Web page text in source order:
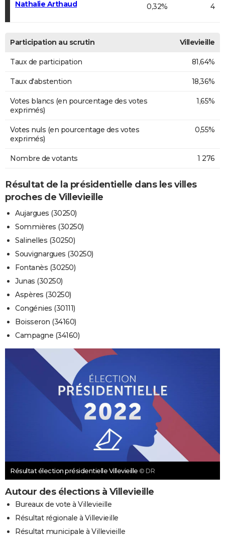
Nathalie Arthaud 0,32% 4
Participation au scrutin Villevieille
Taux de participation 81,64%
Taux d'abstention 18,36%
Votes blancs (en pourcentage des votes
exprimés)
1,65%
Votes nuls (en pourcentage des votes
exprimés)
0,55%
Nombre de votants 1 276
Résultat de la présidentielle dans les villes
proches de Villevieille
Aujargues (30250)
Sommières (30250)
Salinelles (30250)
Souvignargues (30250)
Fontanès (30250)
Junas (30250)
Aspères (30250)
Congénies (30111)
Boisseron (34160)
Campagne (34160)
Résultat élection présidentielle Villevieille © DR
Autour des élections à Villevieille
Bureaux de vote à Villevieille
Résultat régionale à Villevieille
Résultat municipale à Villevieille